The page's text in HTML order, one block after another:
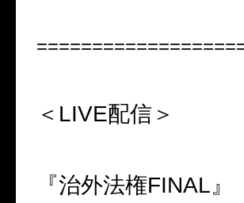
＜LIVE配信＞
『治外法権FINAL』